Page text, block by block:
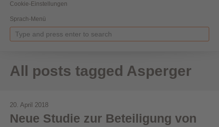
Cookie-Einstellungen
Sprach-Menü
All posts tagged Asperger
20. April 2018
Neue Studie zur Beteiligung von